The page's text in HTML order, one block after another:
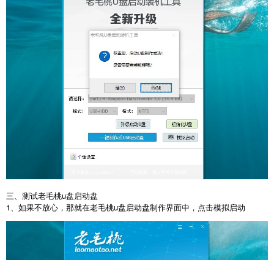
三、测试老毛桃u盘启动盘
1、如果不放心，那就在老毛桃u盘启动盘制作界面中，点击模拟启动